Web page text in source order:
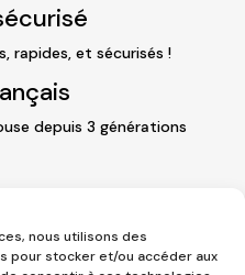
nous utilisons des
pour stocker et/ou accéder aux
rapides, et sécurisés !
depuis 3 générations